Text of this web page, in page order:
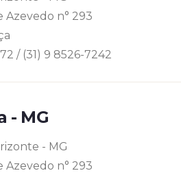
Azevedo n° 293
/ (31) 9 8526-7242
- MG
- MG
Azevedo n° 293